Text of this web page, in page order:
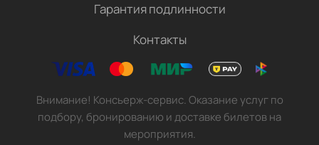
Гарантия подлинности
Контакты
Внимание! Консьерж-сервис. Оказание услуг по
подбору, бронированию и доставке билетов на
мероприятия.